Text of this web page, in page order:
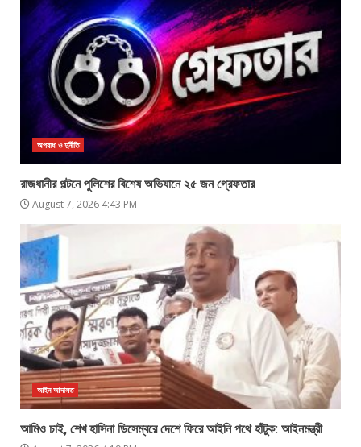
অপরাধ ও দুর্নীতি
রাজধানীর পল্টনে পুলিশের বিশেষ অভিযানে ২৫ জন গ্রেফতার
August 7, 2026 4:43 PM
আইন আদালত
আমিও চাই, শেখ হাসিনা ডিসেম্বরে দেশে ফিরে আইনি পথে হাঁটুক: আইনমন্ত্রী